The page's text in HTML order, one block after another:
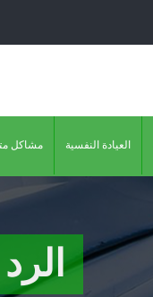
العيادة النفسية مشاكل